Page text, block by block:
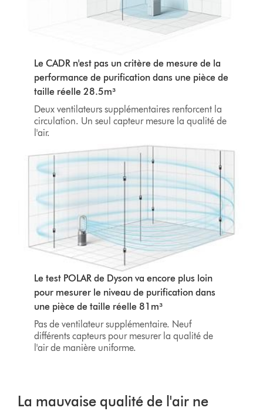
Le CADR n'est pas un critère de mesure de la
performance de purification dans une pièce de
taille réelle 28.5m³
Deux ventilateurs supplémentaires renforcent la
circulation. Un seul capteur mesure la qualité de
l'air.
Le test POLAR de Dyson va encore plus loin
pour mesurer le niveau de purification dans
une pièce de taille réelle 81m³
Pas de ventilateur supplémentaire. Neuf
différents capteurs pour mesurer la qualité de
l'air de manière uniforme.
La mauvaise qualité de l'air ne